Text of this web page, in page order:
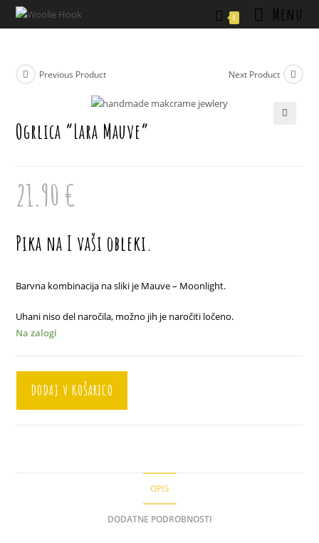
Skip
to
0 Menu
Previous Product Next Product
Ogrlica “Lara Mauve”
21.90 €
Pika na I vaši obleki.
Barvna kombinacija na sliki je Mauve – Moonlight.
Uhani niso del naročila, možno jih je naročiti ločeno.
Na zalogi
"Lara
Mauve"
DODAJ V KOŠARICO
OPIS
DODATNE PODROBNOSTI